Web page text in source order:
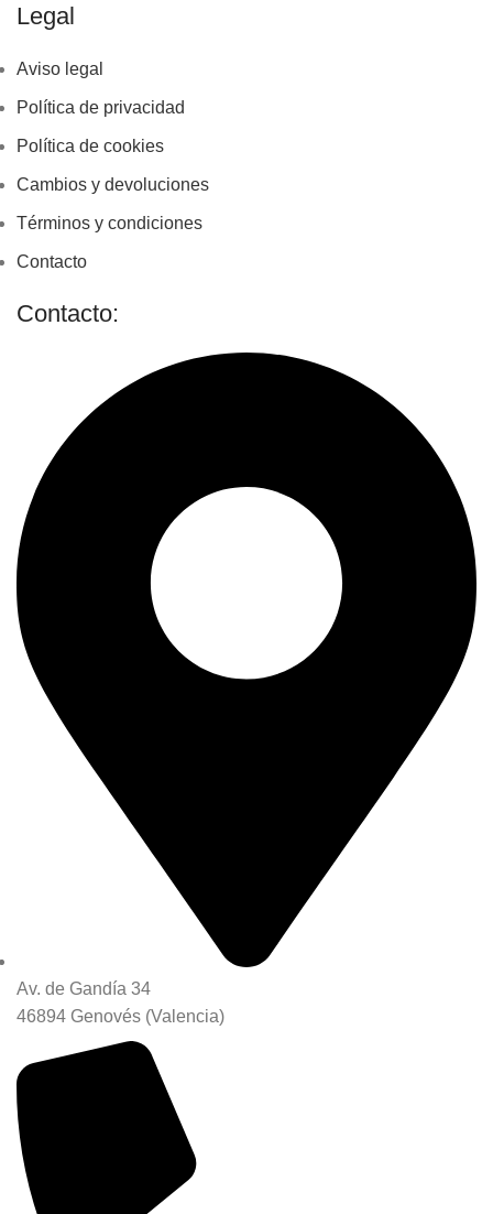
Legal
Aviso legal
Política de privacidad
Política de cookies
Cambios y devoluciones
Términos y condiciones
Contacto
Contacto:
Av. de Gandía 34
46894 Genovés (Valencia)